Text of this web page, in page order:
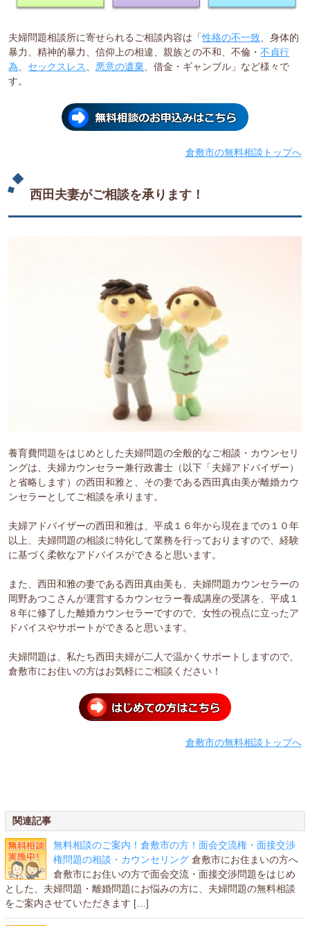
夫婦問題相談所に寄せられるご相談内容は「性格の不一致 、身体的
暴力、精神的暴力、信仰上の相違、親族との不和、不倫・不貞行
為
セックスレス 悪意の遺棄 、借金・ギャンブル」など様々で
す。
倉敷市の無料相談トップへ
西田夫妻がご相談を承ります！
養育費問題をはじめとした夫婦問題の全般的なご相談・カウンセリ
ングは、夫婦カウンセラー兼行政書士（以下「夫婦アドバイザー）
と省略します）の西田和雅と、その妻である西田真由美が離婚カウ
ンセラーとしてご相談を承ります。
夫婦アドバイザーの西田和雅は、平成１６年から現在までの１０年
以上、夫婦問題の相談に特化して業務を行っておりますので、経験
に基づく柔軟なアドバイスができると思います。
また、西田和雅の妻である西田真由美も、夫婦問題カウンセラーの
岡野あつこさんが運営するカウンセラー養成講座の受講を、平成１
８年に修了した離婚カウンセラーですので、女性の視点に立ったア
ドバイスやサポートができると思います。
夫婦問題は、私たち西田夫婦が二人で温かくサポートしますので、
倉敷市にお住いの方はお気軽にご相談ください！
倉敷市の無料相談トップへ
関連記事
無料相談のご案内！倉敷市の方！面会交流権・面接交渉
権問題の相談・カウンセリング 倉敷市にお住まいの方へ
倉敷市にお住いの方で面会交流・面接交渉問題をはじめ
とした、夫婦問題・離婚問題にお悩みの方に、夫婦問題の無料相談
をご案内させていただきます […]